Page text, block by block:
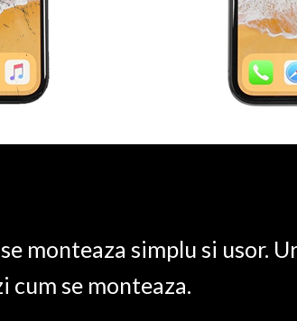
monteaza simplu si usor.
cum se monteaza.